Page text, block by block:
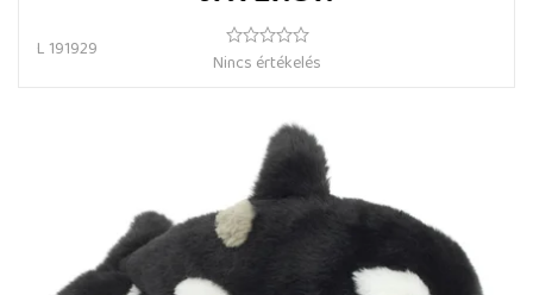
L 191929
Nincs értékelés